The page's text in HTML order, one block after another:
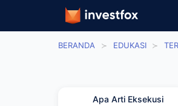
BERANDA EDUKASI
Apa Arti Eksekusi